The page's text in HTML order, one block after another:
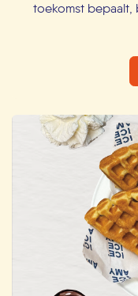
toekomst bepaalt,